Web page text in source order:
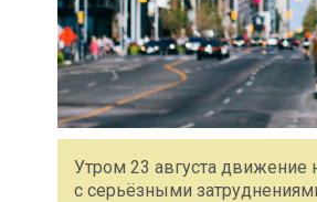
Утром 23 августа движение
с серьёзными